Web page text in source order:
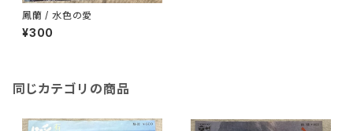
鳳蘭 / 水色の愛
¥300
同じカテゴリの商品